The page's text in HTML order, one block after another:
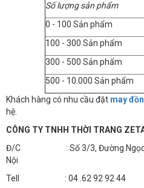
Số lượng sản phẩm
0 - 100 Sản phẩm
100 - 300 Sản phẩm
300 - 500 Sản phẩm
500 - 10.000 Sản phẩm
Khách hàng có nhu cầu đặt may
hệ.
CÔNG TY TNHH THỜI TRANG
Đ/C : Số 3/3, Đường Ngọc Hồi,
Nội
Tell : 04 .62 92 92 44